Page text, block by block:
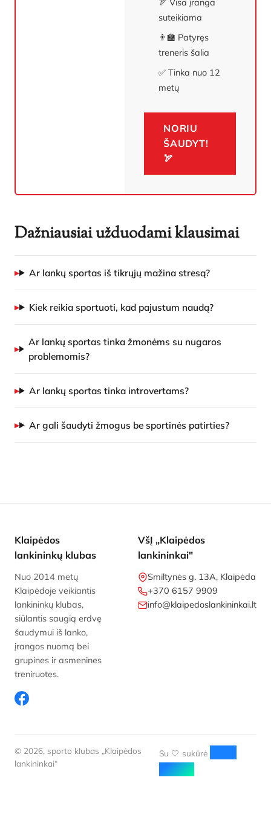
🏹 Visa įranga
suteikiama
👨‍🏫 Patyręs
treneris šalia
✅ Tinka nuo 12
metų
NORIU
ŠAUDYT!
🏹
Dažniausiai užduodami klausimai
Ar lankų sportas iš tikrųjų mažina stresą?
Kiek reikia sportuoti, kad pajustum naudą?
Ar lankų sportas tinka žmonėms su nugaros
problemomis?
Ar lankų sportas tinka introvertams?
Ar gali šaudyti žmogus be sportinės patirties?
Klaipėdos
lankininkų klubas
Nuo 2014 metų
Klaipėdoje veikiantis
lankininkų klubas,
siūlantis saugią erdvę
šaudymui iš lanko,
įrangos nuomą bei
grupines ir asmenines
treniruotes.
VšĮ „Klaipėdos
lankininkai"
Smiltynės g. 13A, Klaipėda
+370 6157 9909
info@klaipedoslankininkai.lt
© 2026, sporto klubas „Klaipėdos
lankininkai“
Su 🤍 sukūrė
Aloha